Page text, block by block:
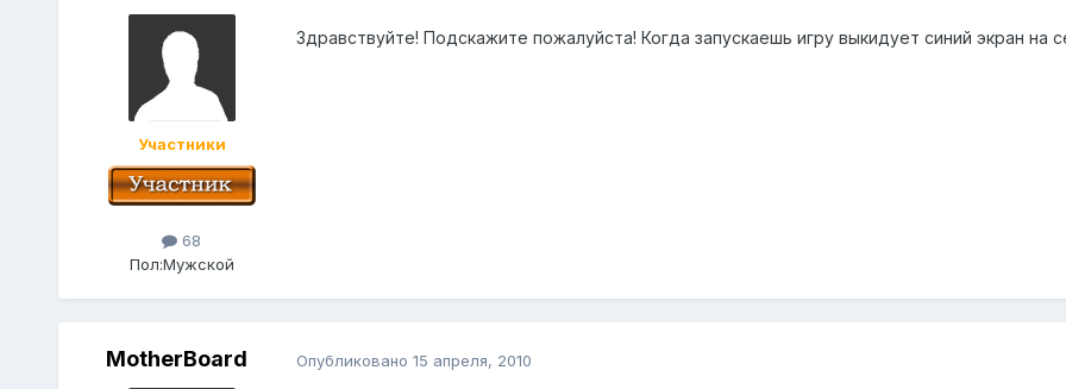
Участники
68
Пол:Мужской
Здравствуйте! Подскажите пожалуйста! Когда запускаешь игру выкидует синий экран на
MotherBoard Опубликовано 15 апреля, 2010